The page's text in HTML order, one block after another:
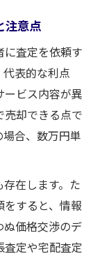
注意点
査定を依頼す
表的な利点
ビス内容が異
却できる点で
合、数万円単
在します。た
すると、情報
価格交渉のデ
査定や宅配査定